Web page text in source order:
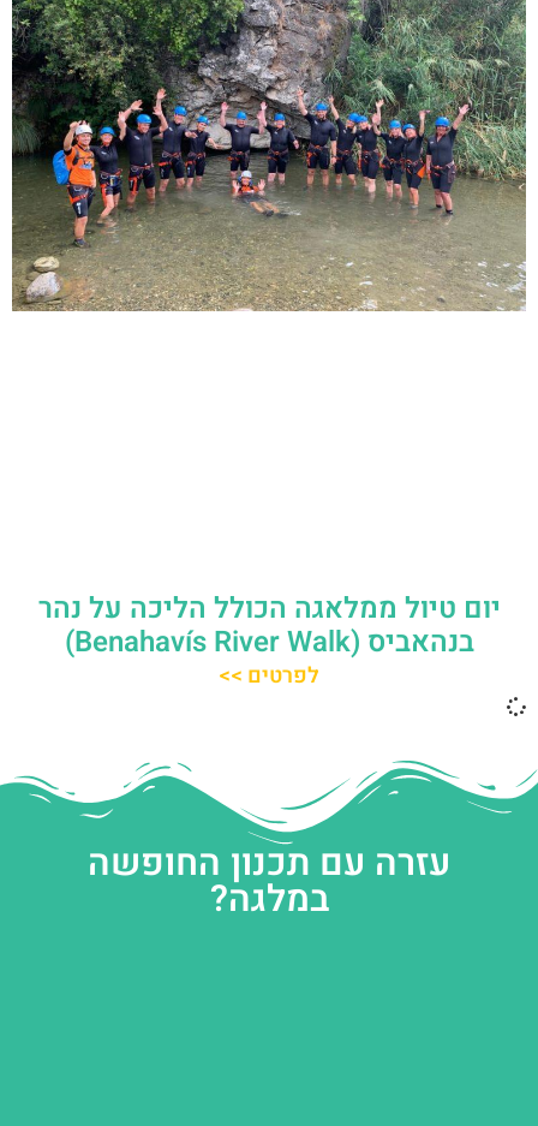
יום טיול ממלאגה הכולל הליכה על נהר
בנהאביס (Benahavís River Walk)
לפרטים >>
עזרה עם תכנון החופשה
במלגה?